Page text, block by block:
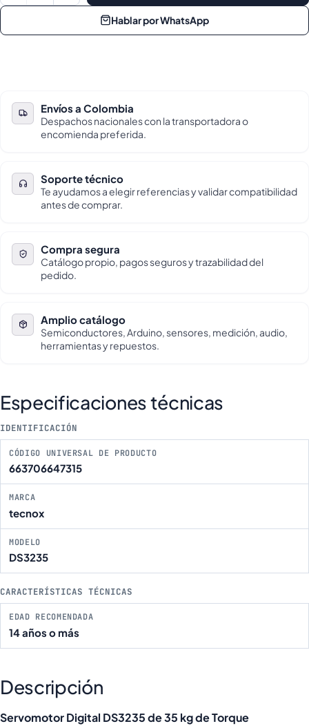
Hablar por WhatsApp
Envíos a Colombia
Despachos nacionales con la transportadora o
encomienda preferida.
Soporte técnico
Te ayudamos a elegir referencias y validar compatibilidad
antes de comprar.
Compra segura
Catálogo propio, pagos seguros y trazabilidad del
pedido.
Amplio catálogo
Semiconductores, Arduino, sensores, medición, audio,
herramientas y repuestos.
Especificaciones técnicas
IDENTIFICACIÓN
CÓDIGO UNIVERSAL DE PRODUCTO
663706647315
MARCA
tecnox
MODELO
DS3235
CARACTERÍSTICAS TÉCNICAS
EDAD RECOMENDADA
14 años o más
Descripción
Servomotor Digital DS3235 de 35 kg de Torque